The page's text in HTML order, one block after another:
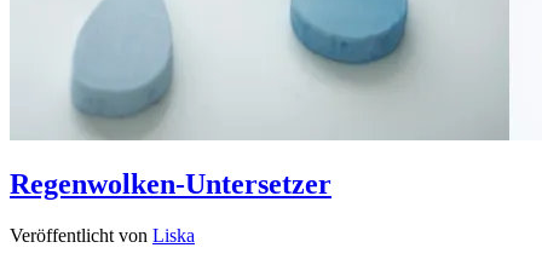
Regenwolken-Untersetzer
Veröffentlicht von Liska